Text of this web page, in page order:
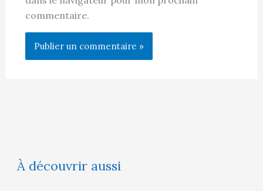
commentaire.
À découvrir aussi